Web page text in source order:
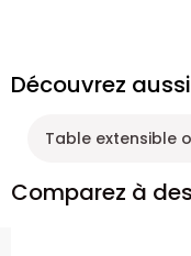
Découvrez aussi
Table extensible
Comparez à